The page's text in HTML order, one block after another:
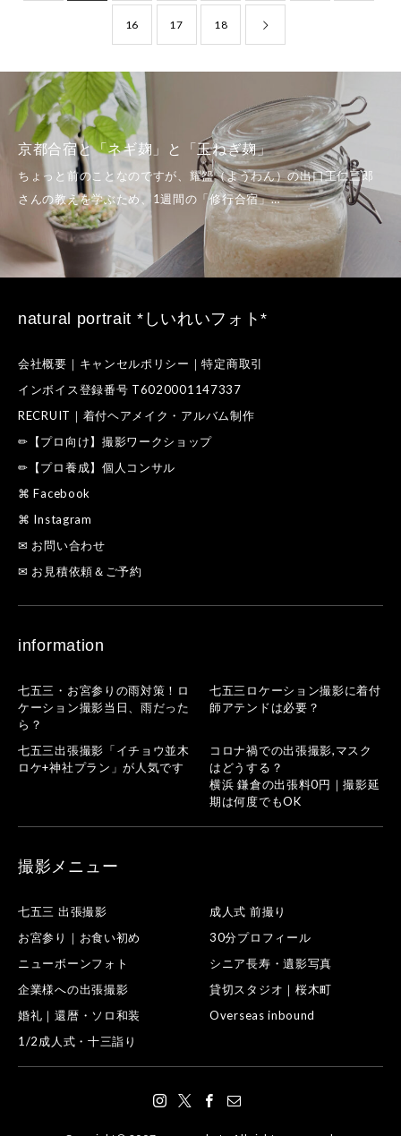
16 17 18
と「ネギ麹」と「玉ねぎ麹」
夏至
い」
natural portrait *しいれいフォト*
会社概要｜キャンセルポリシー｜特定商取引
インボイス登録番号 T6020001147337
RECRUIT｜着付ヘアメイク・アルバム制作
✏【プロ向け】撮影ワークショップ
✏【プロ養成】個人コンサル
⌘ Facebook
⌘ Instagram
✉ お問い合わせ
✉ お見積依頼＆ご予約
information
七五三・お宮参りの雨対策！ロ
ケーション撮影当日、雨だった
ら？
七五三ロケーション撮影に着付
師アテンドは必要？
七五三出張撮影「イチョウ並木
ロケ+神社プラン」が人気です
コロナ禍での出張撮影,マスク
はどうする？
横浜 鎌倉の出張料0円｜撮影延
期は何度でもOK
撮影メニュー
七五三 出張撮影
成人式 前撮り
お宮参り｜お食い初め
30分プロフィール
ニューボーンフォト
シニア長寿・遺影写真
企業様への出張撮影
貸切スタジオ｜桜木町
婚礼｜還暦・ソロ和装
Overseas inbound
1/2成人式・十三詣り